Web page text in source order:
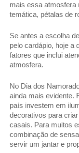
mais essa atmosfera
temática, pétalas de
Se antes a escolha
pelo cardápio, hoje a
fatores que inclui
atmosfera.
No Dia dos
ainda mais evidente.
país investem em
decorativos para
casais. Para muitos
combinação de
servir um jantar e